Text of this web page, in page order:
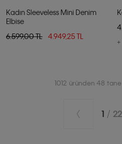
Kadın Sleeveless Mini Denim
Elbise
6.599,00 TL
4.949,25 TL
1012 üründen 48
1 / 22